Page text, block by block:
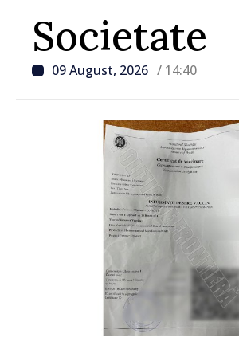
Societate
09 August, 2026 / 14:40